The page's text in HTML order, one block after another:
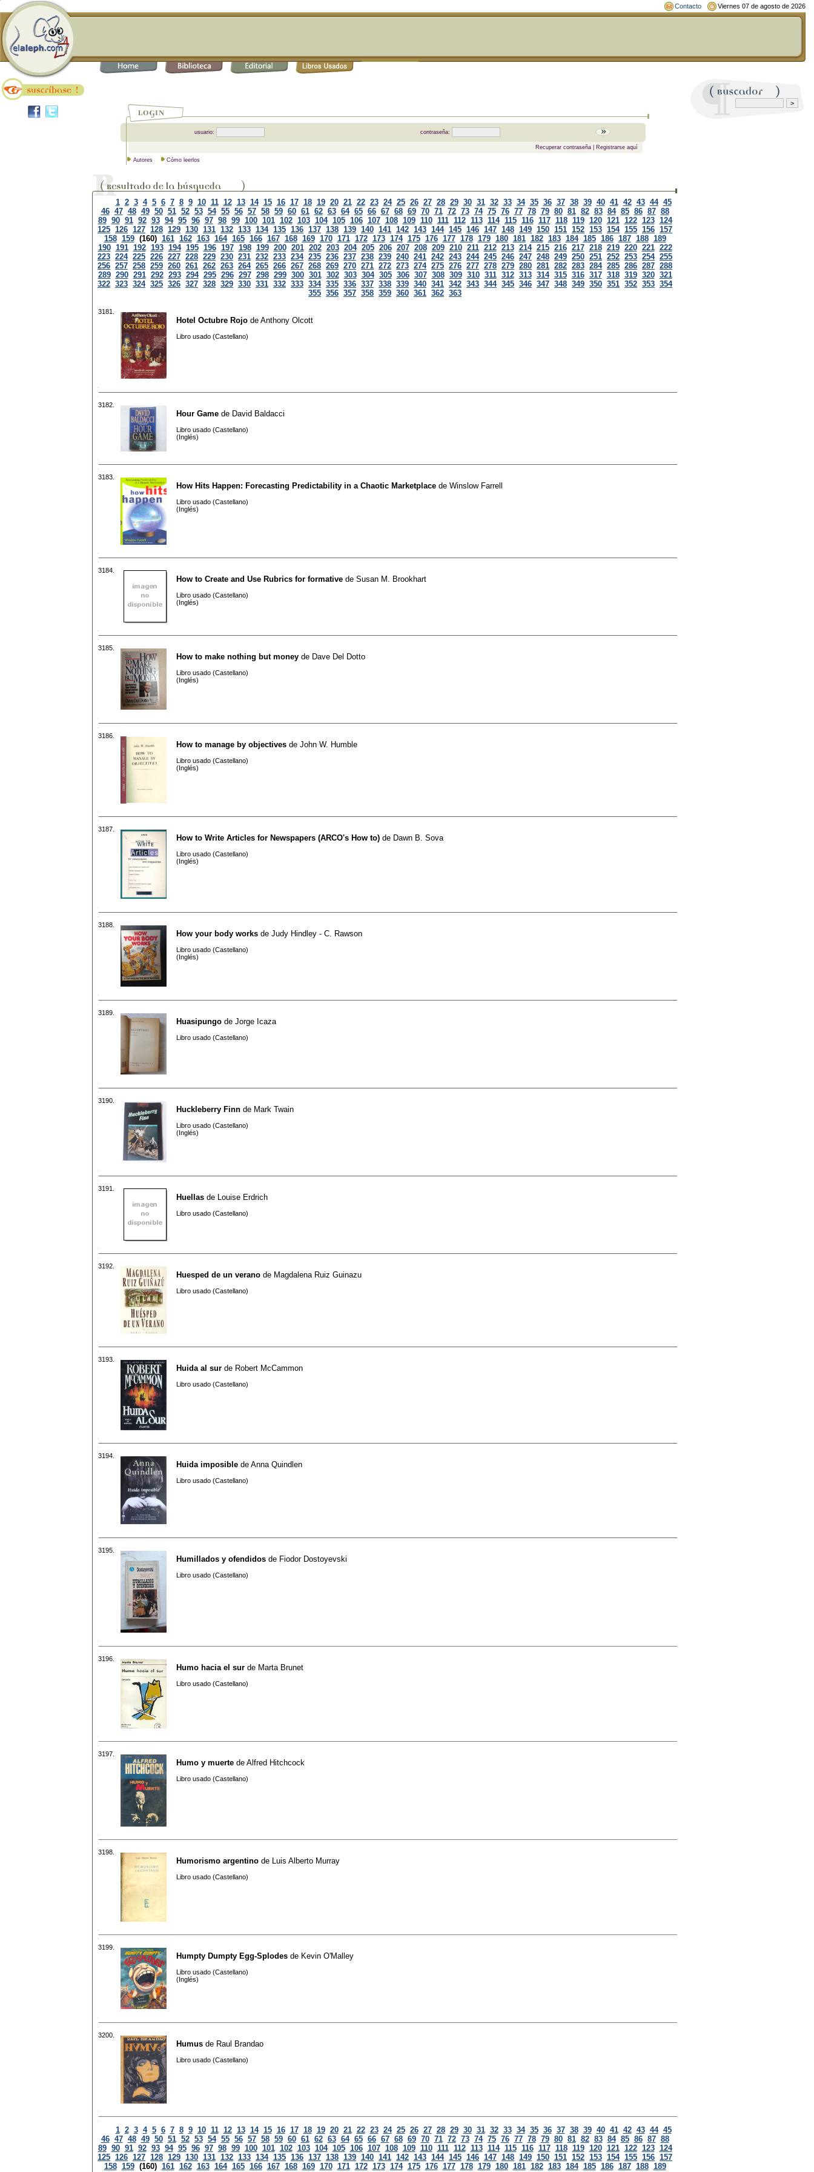
Contacto Viernes 07 de agosto de 2026
usuario: contraseña:
Recuperar contraseña| Registrarse aquí
Autores Cómo leerlos
1 2 3 4 5 6 7 8 9 10 11 12 13 14 15 16 17 18 19 20 21 22 23 24 25 26 27 28 29 30 31 32 33 34 35 36 37 38 39 40 41 42 43 44 45
46 47 48 49 50 51 52 53 54 55 56 57 58 59 60 61 62 63 64 65 66 67 68 69 70 71 72 73 74 75 76 77 78 79 80 81 82 83 84 85 86 87 88
89 90 91 92 93 94 95 96 97 98 99 100 101 102 103 104 105 106 107 108 109 110 111 112 113 114 115 116 117 118 119 120 121 122 123 124
125 126 127 128 129 130 131 132 133 134 135 136 137 138 139 140 141 142 143 144 145 146 147 148 149 150 151 152 153 154 155 156 157
158 159 (160) 161 162 163 164 165 166 167 168 169 170 171 172 173 174 175 176 177 178 179 180 181 182 183 184 185 186 187 188 189
190 191 192 193 194 195 196 197 198 199 200 201 202 203 204 205 206 207 208 209 210 211 212 213 214 215 216 217 218 219 220 221 222
223 224 225 226 227 228 229 230 231 232 233 234 235 236 237 238 239 240 241 242 243 244 245 246 247 248 249 250 251 252 253 254 255
256 257 258 259 260 261 262 263 264 265 266 267 268 269 270 271 272 273 274 275 276 277 278 279 280 281 282 283 284 285 286 287 288
289 290 291 292 293 294 295 296 297 298 299 300 301 302 303 304 305 306 307 308 309 310 311 312 313 314 315 316 317 318 319 320 321
322 323 324 325 326 327 328 329 330 331 332 333 334 335 336 337 338 339 340 341 342 343 344 345 346 347 348 349 350 351 352 353 354
355 356 357 358 359 360 361 362 363
3181.
Hotel Octubre Rojo de Anthony Olcott
Libro usado (Castellano)
3182.
Hour Game de David Baldacci
Libro usado (Castellano)
(Inglés)
3183.
How Hits Happen: Forecasting Predictability in a Chaotic Marketplace de Winslow Farrell
Libro usado (Castellano)
(Inglés)
3184.
How to Create and Use Rubrics for formative de Susan M. Brookhart
Libro usado (Castellano)
(Inglés)
3185.
How to make nothing but money de Dave Del Dotto
Libro usado (Castellano)
(Inglés)
3186.
How to manage by objectives de John W. Humble
Libro usado (Castellano)
(Inglés)
3187.
How to Write Articles for Newspapers (ARCO's How to) de Dawn B. Sova
Libro usado (Castellano)
(Inglés)
3188.
How your body works de Judy Hindley - C. Rawson
Libro usado (Castellano)
(Inglés)
3189.
Huasipungo de Jorge Icaza
Libro usado (Castellano)
3190.
Huckleberry Finn de Mark Twain
Libro usado (Castellano)
(Inglés)
3191.
Huellas de Louise Erdrich
Libro usado (Castellano)
3192.
Huesped de un verano de Magdalena Ruiz Guinazu
Libro usado (Castellano)
3193.
Huida al sur de Robert McCammon
Libro usado (Castellano)
3194.
Huida imposible de Anna Quindlen
Libro usado (Castellano)
3195.
Humillados y ofendidos de Fiodor Dostoyevski
Libro usado (Castellano)
3196.
Humo hacia el sur de Marta Brunet
Libro usado (Castellano)
3197.
Humo y muerte de Alfred Hitchcock
Libro usado (Castellano)
3198.
Humorismo argentino de Luis Alberto Murray
Libro usado (Castellano)
3199.
Humpty Dumpty Egg-Splodes de Kevin O'Malley
Libro usado (Castellano)
(Inglés)
3200.
Humus de Raul Brandao
Libro usado (Castellano)
1 2 3 4 5 6 7 8 9 10 11 12 13 14 15 16 17 18 19 20 21 22 23 24 25 26 27 28 29 30 31 32 33 34 35 36 37 38 39 40 41 42 43 44 45
46 47 48 49 50 51 52 53 54 55 56 57 58 59 60 61 62 63 64 65 66 67 68 69 70 71 72 73 74 75 76 77 78 79 80 81 82 83 84 85 86 87 88
89 90 91 92 93 94 95 96 97 98 99 100 101 102 103 104 105 106 107 108 109 110 111 112 113 114 115 116 117 118 119 120 121 122 123 124
125 126 127 128 129 130 131 132 133 134 135 136 137 138 139 140 141 142 143 144 145 146 147 148 149 150 151 152 153 154 155 156 157
158 159 (160) 161 162 163 164 165 166 167 168 169 170 171 172 173 174 175 176 177 178 179 180 181 182 183 184 185 186 187 188 189